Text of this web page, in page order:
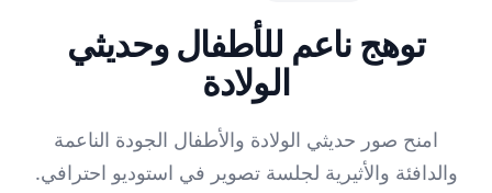
توهج ناعم للأطفال وحديثي
الولادة
امنح صور حديثي الولادة والأطفال الجودة الناعمة
والدافئة والأثيرية لجلسة تصوير في استوديو احترافي.